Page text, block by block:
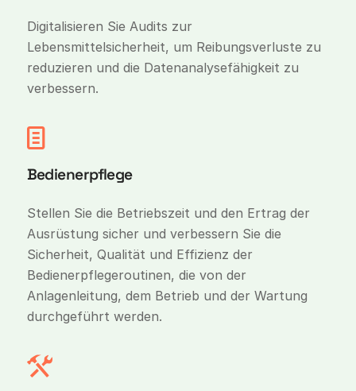
Digitalisieren Sie Audits zur
Lebensmittelsicherheit, um Reibungsverluste zu
reduzieren und die Datenanalysefähigkeit zu
verbessern.
Bedienerpflege
Stellen Sie die Betriebszeit und den Ertrag der
Ausrüstung sicher und verbessern Sie die
Sicherheit, Qualität und Effizienz der
Bedienerpflegeroutinen, die von der
Anlagenleitung, dem Betrieb und der Wartung
durchgeführt werden.